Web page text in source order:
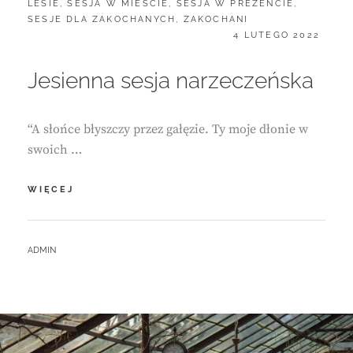
LESIE ,SESJA W MIEŚCIE , SESJA W PREZENCIE ,
SESJE DLA ZAKOCHANYCH , ZAKOCHANI
POSTED
4 LUTEGO 2022
Jesienna sesja narzeczeńska
“A słońce błyszczy przez gałęzie. Ty moje dłonie w
swoich …
WIĘCEJ
NARZECZEŃSKA
BY
ADMIN